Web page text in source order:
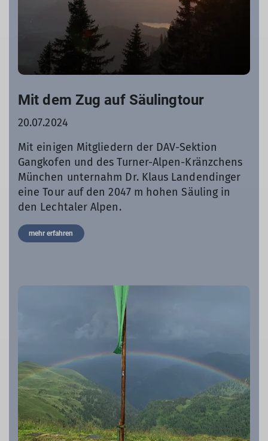
Mit dem Zug auf Säulingtour
20.07.2024
Mit einigen Mitgliedern der DAV-Sektion
Gangkofen und des Turner-Alpen-Kränzchens
München unternahm Dr. Klaus Landendinger
eine Tour auf den 2047 m hohen Säuling in
den Lechtaler Alpen.
mehr erfahren